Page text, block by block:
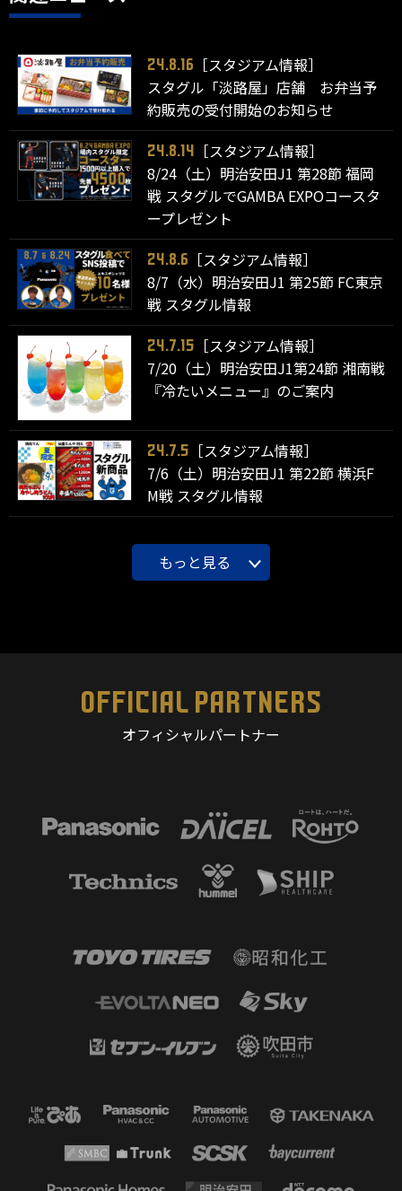
24.8.16
［スタジアム情報］
スタグル「淡路屋」店舗 お弁当予
約販売の受付開始のお知らせ
24.8.14
［スタジアム情報］
8/24（土）明治安田J1 第28節 福岡
戦 スタグルでGAMBA EXPOコースタ
ープレゼント
24.8.6
［スタジアム情報］
8/7（水）明治安田J1 第25節 FC東京
戦 スタグル情報
24.7.15
［スタジアム情報］
7/20（土）明治安田J1第24節 湘南戦
『冷たいメニュー』のご案内
24.7.5
［スタジアム情報］
7/6（土）明治安田J1 第22節 横浜F
M戦 スタグル情報
もっと見る
OFFICIAL PARTNERS
オフィシャルパートナー